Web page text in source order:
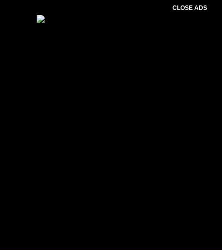
CLOSE ADS